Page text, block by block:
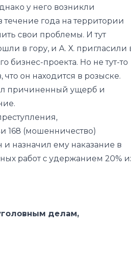
в гору, и А. Х. пригласили в
проекта. Но не тут-то
он находится в розыске.
причиненный ущерб и
168 (мошенничество)
назначил ему наказание в
работ с удержанием 20% из
делам,